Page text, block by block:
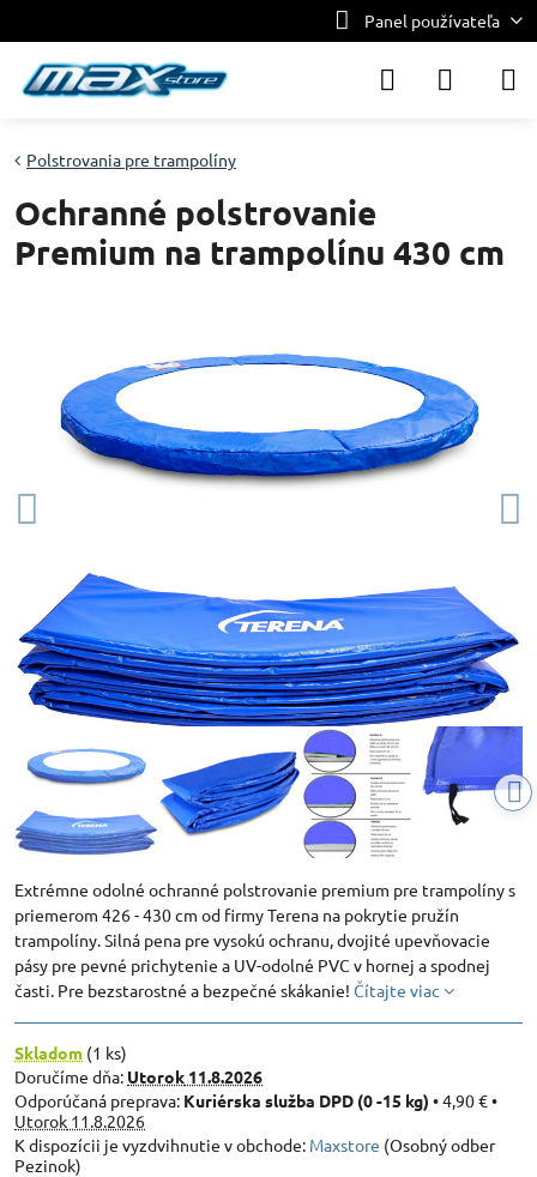
Panel používateľa
Polstrovania pre trampolíny
Ochranné polstrovanie
Premium na trampolínu 430 cm
Extrémne odolné ochranné polstrovanie premium pre trampolíny s
priemerom 426 - 430 cm od firmy Terena na pokrytie pružín
trampolíny. Silná pena pre vysokú ochranu, dvojité upevňovacie
pásy pre pevné prichytenie a UV-odolné PVC v hornej a spodnej
časti. Pre bezstarostné a bezpečné skákanie! Čítajte viac
Skladom (1 ks)
Doručíme dňa: Utorok 11.8.2026
Kuriérska služba DPD (0 -15 kg) •4,90 €•
Utorok 11.8.2026
Maxstore (Osobný odber
Pezinok)